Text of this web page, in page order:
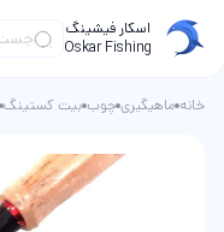
اسکار فیشینگ
Oskar Fishing
خانه ماهیگیری چوب بیت کستینگ